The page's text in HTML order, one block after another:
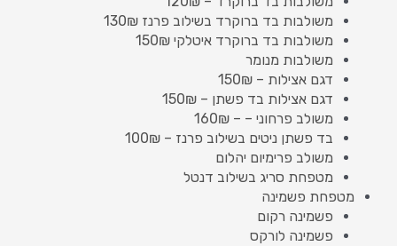
משולבות בד ברוקרד בשילוב פרנז 130₪
משולבות בד ברוקרד איטלקי 150₪
משולבות מנומר
דגם אצילות – 150₪
דגם אצילות בד פשתן – 150₪
משולב פרחוני – – 160₪
בד פשתן ניטים בשילוב פרנז – 100₪
משולב פרימיום יהלום
מטפחת סריג בשילוב דנטל
מטפחת פשמינה
פשמינה רקום
פשמינה לורקס